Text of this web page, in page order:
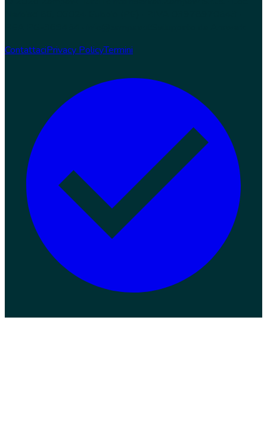
ContattaciPrivacy PolicyTermini